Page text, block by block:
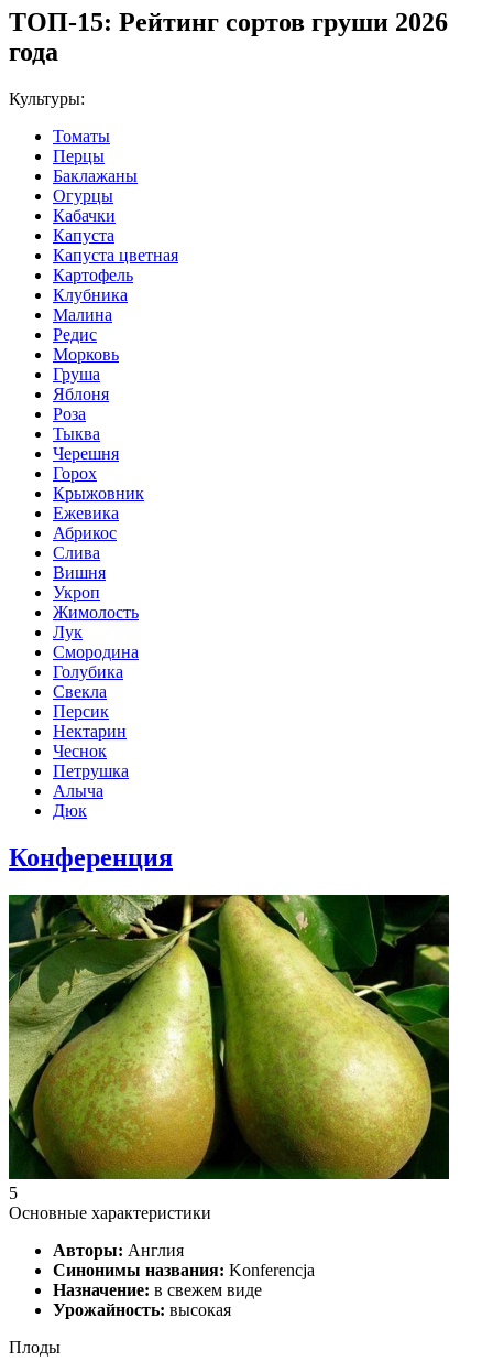
ТОП-15: Рейтинг сортов груши 2026
года
Культуры:
Томаты
Перцы
Баклажаны
Огурцы
Кабачки
Капуста
Капуста цветная
Картофель
Клубника
Малина
Редис
Морковь
Груша
Яблоня
Роза
Тыква
Черешня
Горох
Крыжовник
Ежевика
Абрикос
Слива
Вишня
Укроп
Жимолость
Лук
Смородина
Голубика
Свекла
Персик
Нектарин
Чеснок
Петрушка
Алыча
Дюк
Конференция
5
Основные характеристики
Авторы: Англия
Синонимы названия: Konferencja
Назначение: в свежем виде
Урожайность: высокая
Плоды